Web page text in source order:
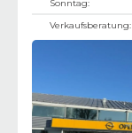
Sonntag:
Verkaufsberatung: